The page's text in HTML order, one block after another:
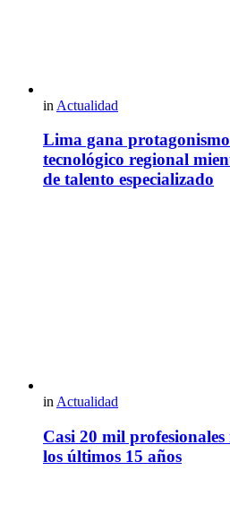
in Actualidad
Lima gana
tecnológico regional
de talento especializado
in Actualidad
Casi 20 mil
los últimos 15 años